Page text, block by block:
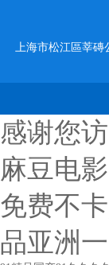
上海市松江區莘
感谢您
麻豆电
免费不
品亚洲